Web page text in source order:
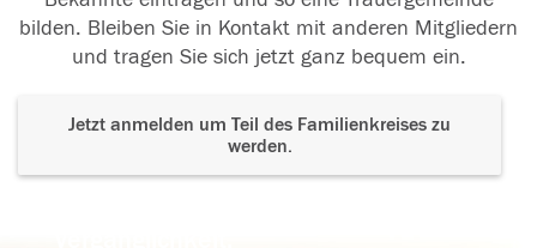
bilden. Bleiben Sie in Kontakt mit anderen Mitgliedern
und tragen Sie sich jetzt ganz bequem ein.
Jetzt anmelden um Teil des Familienkreises zu
werden.